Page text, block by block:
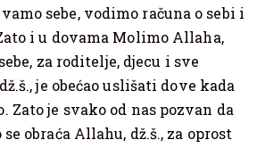
sebe, vodimo računa o sebi i
i u dovama Molimo Allaha,
za roditelje, djecu i sve
je obećao uslišati dove kada
Zato je svako od nas pozvan da
obraća Allahu, dž.š., za oprost